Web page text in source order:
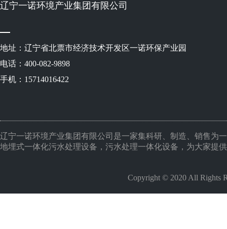
辽宁一诺环境产业集团有限公司
地址：辽宁省北票市经济技术开发区一诺环保产业园
电话：400-082-9898
手机：15714016422
辽宁一诺环境产业集团有限公司是一家集科研、制造、销售为
地埋式一体化污水处理设备，污水处理一体化设备，为大家提
Copyright © 2020 All Rights